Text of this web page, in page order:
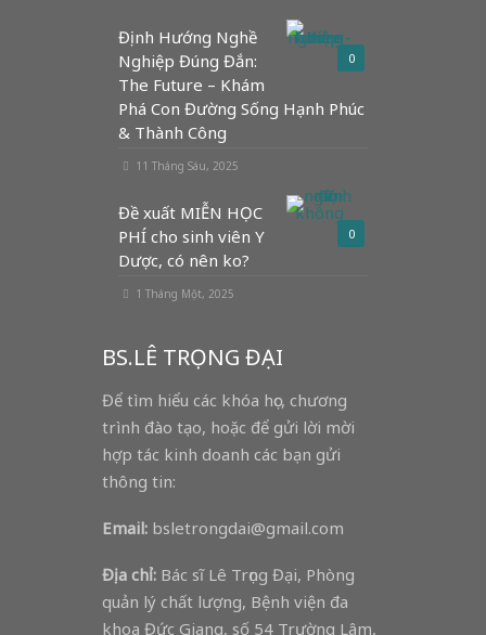
0
Định Hướng Nghề
Nghiệp Đúng Đắn:
The Future – Khám
Phá Con Đường Sống Hạnh Phúc
& Thành Công
11 Tháng Sáu, 2025
0
Đề xuất MIỄN HỌC
PHÍ cho sinh viên Y
Dược, có nên ko?
1 Tháng Một, 2025
BS.LÊ TRỌNG ĐẠI
Để tìm hiểu các khóa học, chương
trình đào tạo, hoặc để gửi lời mời
hợp tác kinh doanh các bạn gửi
thông tin:
Email: bsletrongdai@gmail.com
Địa chỉ: Bác sĩ Lê Trọng Đại, Phòng
quản lý chất lượng, Bệnh viện đa
khoa Đức Giang, số 54 Trường Lâm,